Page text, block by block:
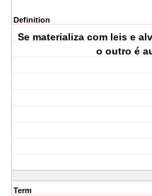
Definition
Se materializa com leis e
o outro é
Term